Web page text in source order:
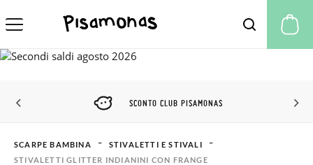
SCONTO CLUB PISAMONAS
SCARPE BAMBINA
STIVALETTI E STIVALI
STIVALETTI GLITTER INDIANINI CON FRANGE